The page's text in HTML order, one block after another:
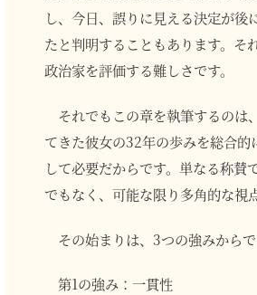
し、今日、誤りに見える決定が後
たと判明することもあります。そ
政治家を評価する難しさです。
それでもこの章を執筆するのは
てきた彼女の32年の歩みを総合的
して必要だからです。単なる称賛
でもなく、可能な限り多角的な視
その始まりは、3つの強みからで
第1の強み：一貫性